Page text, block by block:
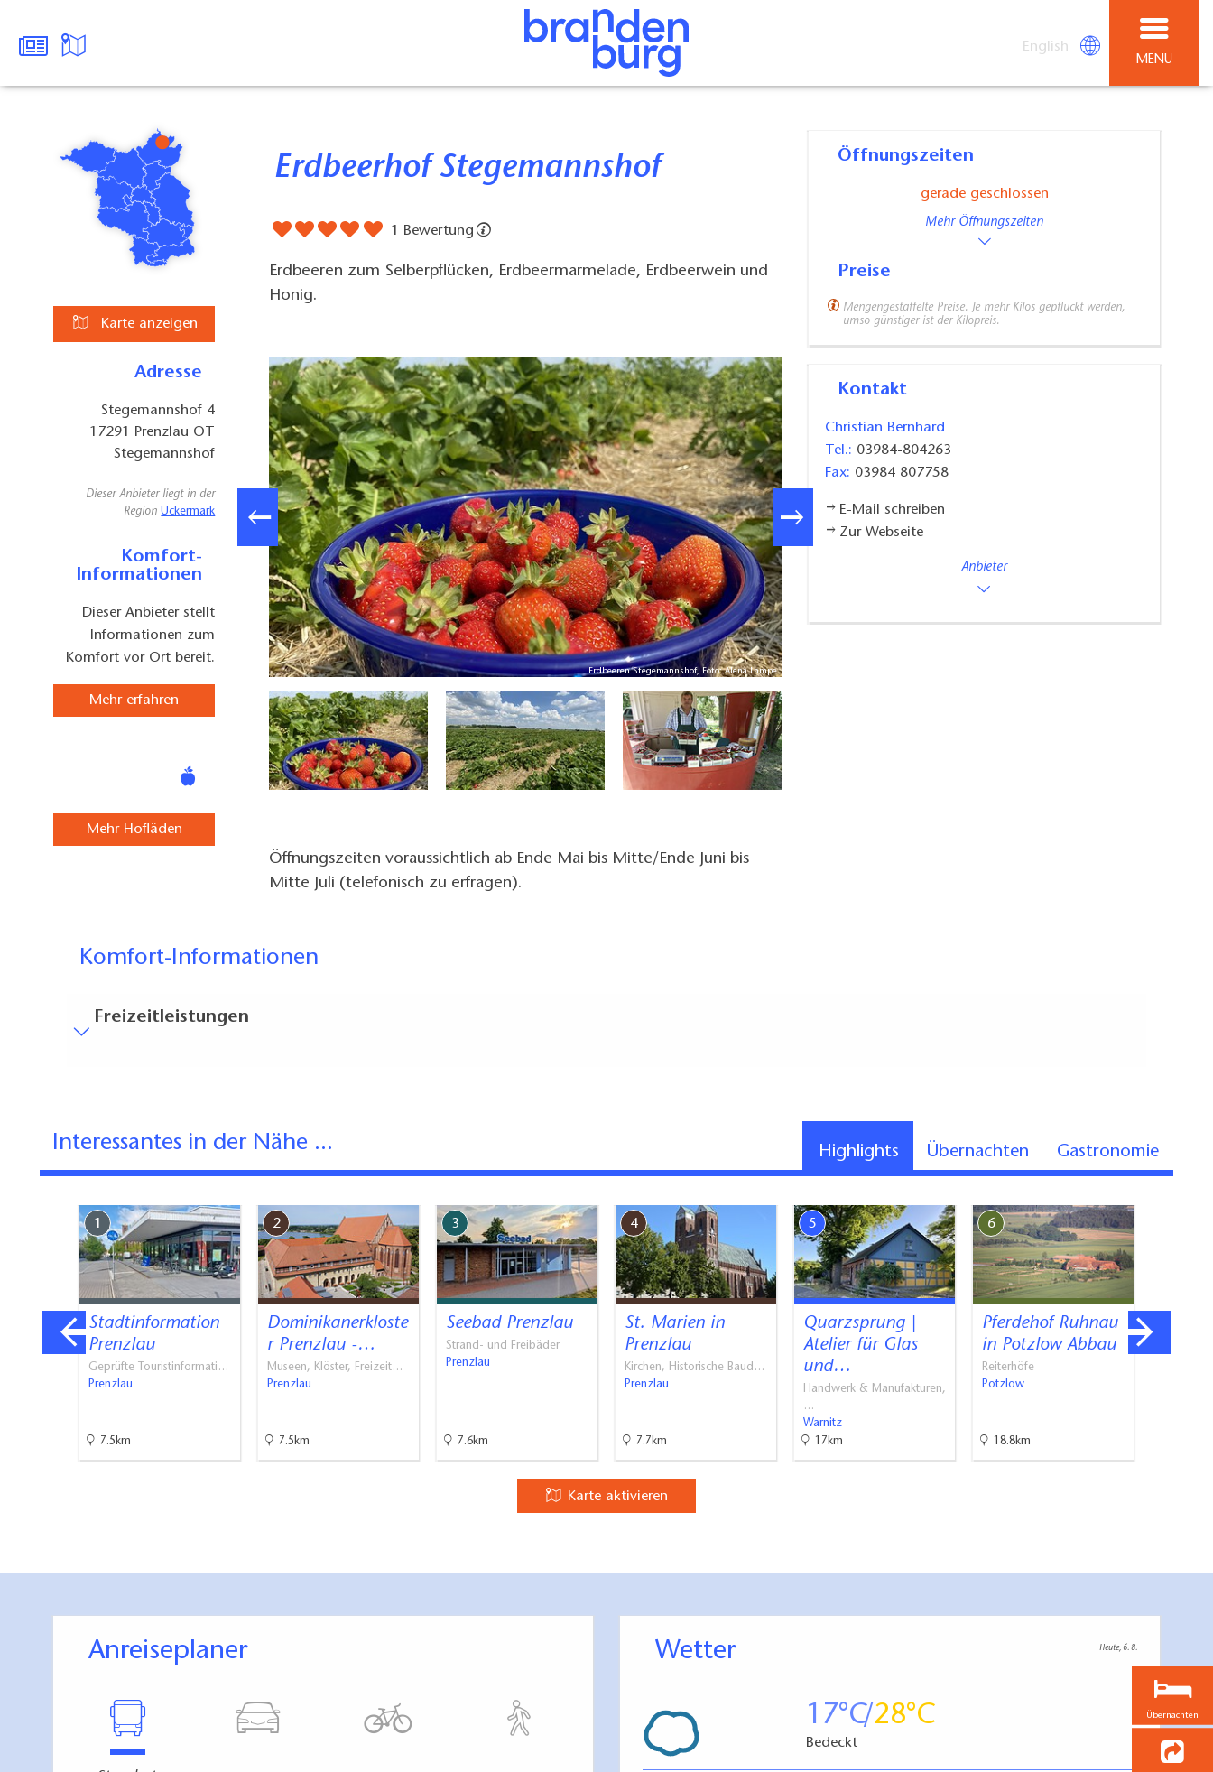
English
MENÜ
Karte anzeigen
Adresse
Stegemannshof 4
17291 Prenzlau OT
Stegemannshof
Dieser Anbieter liegt in der
RegionUckermark
Komfort-
Informationen
Dieser Anbieter stellt
Informationen zum
Komfort vor Ort bereit.
Mehr erfahren
Mehr Hofläden
Erdbeerhof Stegemannshof
1 Bewertung
Erdbeeren zum Selberpflücken, Erdbeermarmelade, Erdbeerwein und
Honig.
Erdbeeren Stegemannshof, Foto: Alena Lampe
Öffnungszeiten voraussichtlich ab Ende Mai bis Mitte/Ende Juni bis
Mitte Juli (telefonisch zu erfragen).
Öffnungszeiten
gerade geschlossen
Mehr Öffnungszeiten
Preise
Mengengestaffelte Preise. Je mehr Kilos gepflückt werden,
umso günstiger ist der Kilopreis.
Kontakt
Christian Bernhard
Tel.: 03984-804263
Fax: 03984 807758
E-Mail schreiben
Zur Webseite
Anbieter
Komfort-Informationen
Freizeitleistungen
Gäste-WC
Gäste-WC ist ohne Treppen erreichbar
Weitere Angaben
Ergänzende Informationen:
Dixi Toilette
Interessantes in der Nähe ... Highlights Übernachten Gastronomie
1
Stadtinformation
Prenzlau
Geprüfte Touristinformati…
Prenzlau
7.5km
2
Dominikanerkloste
r Prenzlau -…
Museen, Klöster, Freizeit…
Prenzlau
7.5km
3
Seebad Prenzlau
Strand- und Freibäder
Prenzlau
7.6km
4
St. Marien in
Prenzlau
Kirchen, Historische Baud…
Prenzlau
7.7km
5
Quarzsprung |
Atelier für Glas
und…
Handwerk & Manufakturen,
…
Warnitz
17km
6
Pferdehof Ruhnau
in Potzlow Abbau
Reiterhöfe
Potzlow
18.8km
Karte aktivieren
Anreiseplaner Wetter Heute, 6. 8.
17 28
Bedeckt
Übernachten